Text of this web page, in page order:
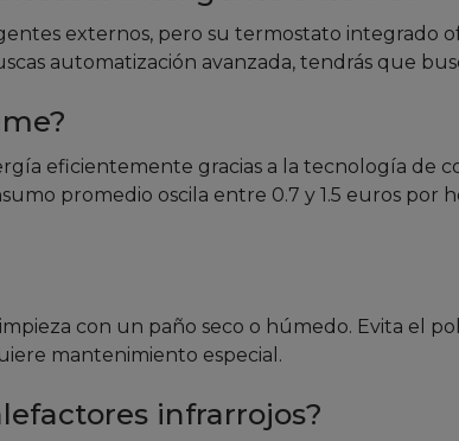
externos, pero su termostato integrado
automatización avanzada, tendrás que
eficientemente gracias a la tecnología de
promedio oscila entre 0.7 y 1.5 euros por
con un paño seco o húmedo. Evita el
mantenimiento especial.
infrarrojos?